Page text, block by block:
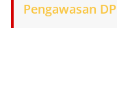
Pengawasan